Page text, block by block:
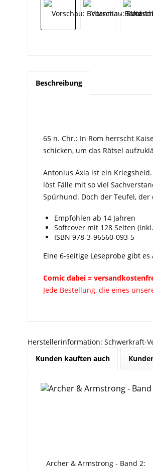
Beschreibung
65 n. Chr.: In Rom herrscht
schicken, um das Rätsel
Antonius Axia ist ein
löst Fälle mit so viel
Spürhund. Doch der Teufel,
Empfohlen ab 14 Jahren
Softcover mit 128 Seiten
ISBN 978-3-96560-093-5
Eine 6-seitige Leseprobe gibt es
Comic dabei =
Jede Bestellung, die eines
Herstellerinformation: Schwerkraft-
Kunden kauften auch
Archer & Armstrong - Band 2: